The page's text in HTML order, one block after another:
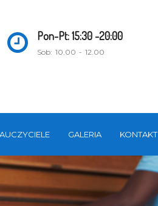
Pon-Pt: 15:30 -20:00
Sob: 10.00 - 12.00
GALERIA KONTAKT